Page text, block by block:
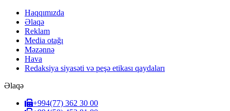
Haqqımızda
Əlaqə
Reklam
Media otağı
Məzənnə
Hava
Redaksiya siyasəti və peşə etikası qaydaları
Əlaqə
+994(77) 362 30 00